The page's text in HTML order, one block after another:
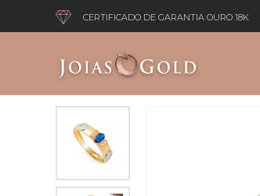
CERTIFICADO DE GARANTIA OURO 18K